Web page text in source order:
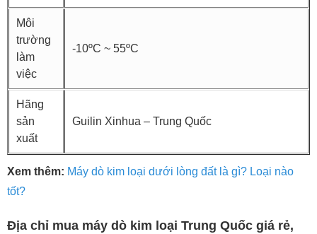
Môi
trường
làm
việc
-10ºC ~ 55ºC
Hãng
sản
xuất
Guilin Xinhua – Trung Quốc
Xem thêm: Máy dò kim loại dưới lòng đất là gì? Loại nào
tốt?
Địa chỉ mua máy dò kim loại Trung Quốc giá rẻ,